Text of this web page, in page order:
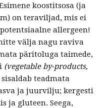
koostitsosa (ja
on teraviljad, mis ei
allergeen!
välja nagu raviva
päritoluga taimede,
(vegetable by-products,
sisaldab teadmata
ja juurvilju; kergesti
ja gluteen. Seega,